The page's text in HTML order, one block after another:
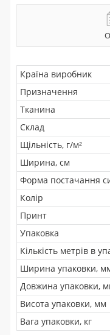
Країна виробник
Призначення
Тканина
Склад
Щільність, г/м²
Ширина, см
Форма постачання
Колір
Принт
Упаковка
Кількість метрів в
Ширина упаковки,
Довжина упаковки,
Висота упаковки, мм
Вага упаковки, кг